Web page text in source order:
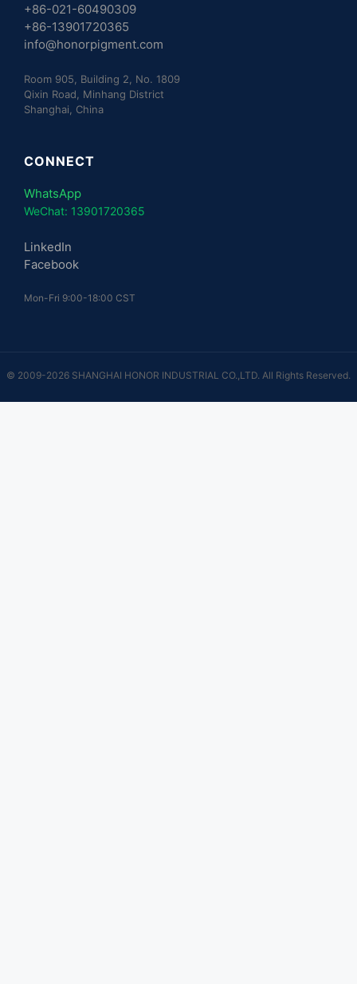
+86-021-60490309
+86-13901720365
info@honorpigment.com
Room 905, Building 2, No. 1809
Qixin Road, Minhang District
Shanghai, China
CONNECT
WhatsApp
WeChat: 13901720365
LinkedIn
Facebook
Mon-Fri 9:00-18:00 CST
© 2009-2026 SHANGHAI HONOR INDUSTRIAL CO.,LTD. All Rights Reserved.